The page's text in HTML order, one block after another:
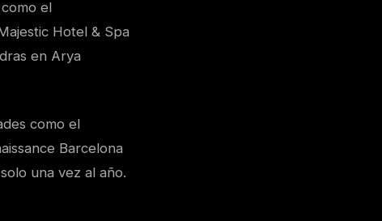
el
Hotel & Spa
en Arya
como el
Barcelona
una vez al año.